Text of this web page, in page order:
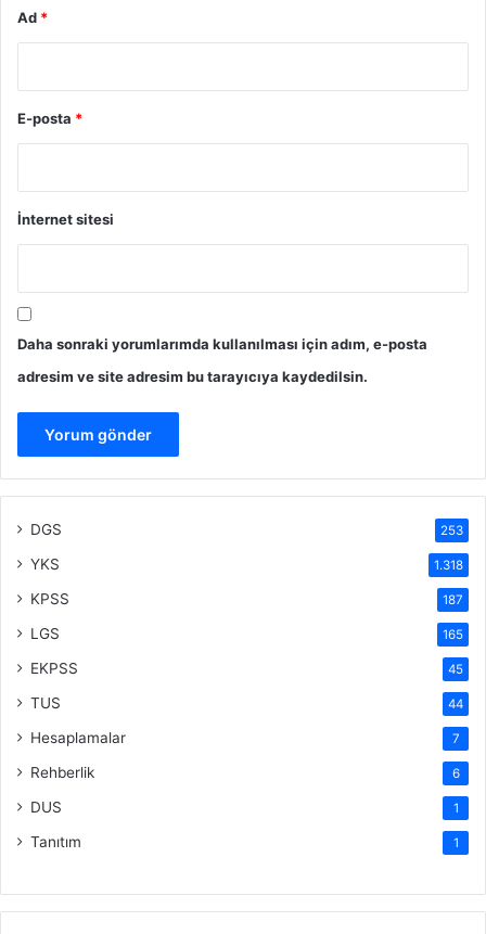
Ad *
E-posta *
İnternet sitesi
Daha sonraki yorumlarımda kullanılması için adım, e-posta
adresim ve site adresim bu tarayıcıya kaydedilsin.
DGS 253
YKS 1.318
KPSS 187
LGS 165
EKPSS 45
TUS 44
Hesaplamalar 7
Rehberlik 6
DUS 1
Tanıtım 1